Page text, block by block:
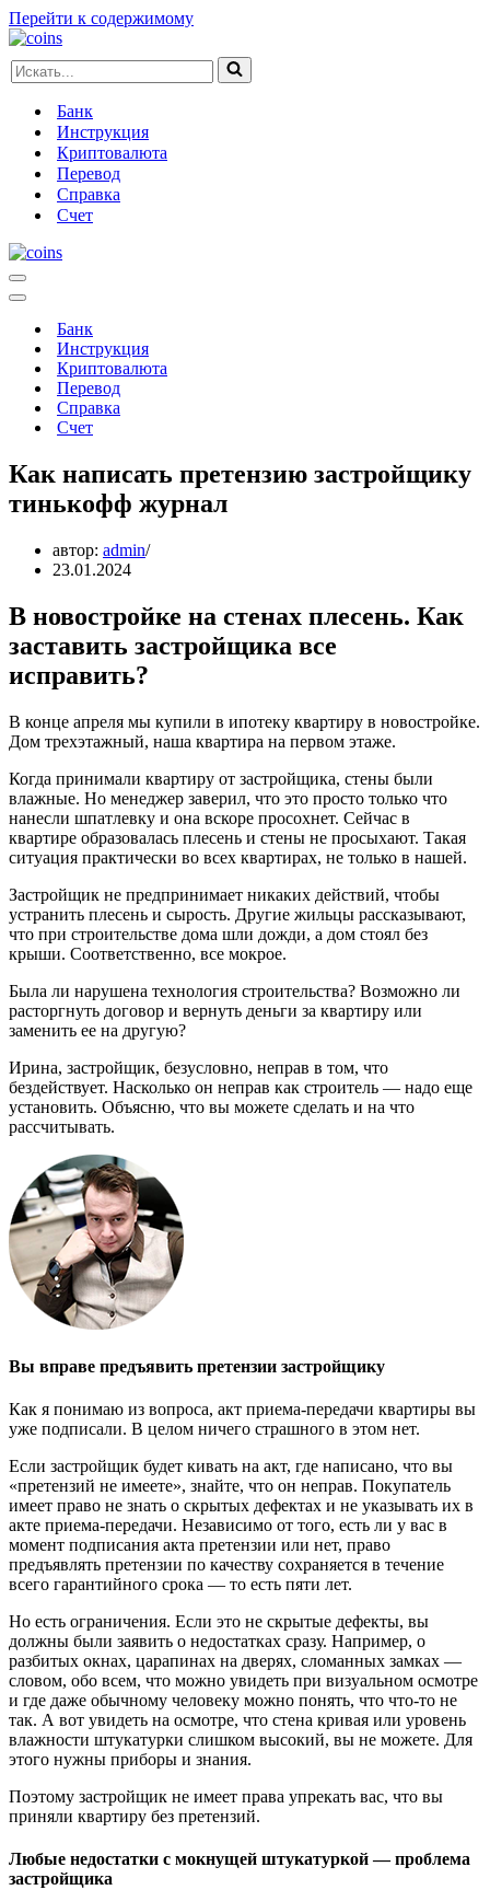
Перейти к содержимому
Искать...
Банк
Инструкция
Криптовалюта
Перевод
Справка
Счет
Меню
навигации
Меню
навигацииБанк
Инструкция
Криптовалюта
Перевод
Справка
Счет
Как написать претензию застройщику
тинькофф журнал
автор: admin
23.01.2024
В новостройке на стенах плесень. Как
заставить застройщика все
исправить?
В конце апреля мы купили в ипотеку квартиру в новостройке.
Дом трехэтажный, наша квартира на первом этаже.
Когда принимали квартиру от застройщика, стены были
влажные. Но менеджер заверил, что это просто только что
нанесли шпатлевку и она вскоре просохнет. Сейчас в
квартире образовалась плесень и стены не просыхают. Такая
ситуация практически во всех квартирах, не только в нашей.
Застройщик не предпринимает никаких действий, чтобы
устранить плесень и сырость. Другие жильцы рассказывают,
что при строительстве дома шли дожди, а дом стоял без
крыши. Соответственно, все мокрое.
Была ли нарушена технология строительства? Возможно ли
расторгнуть договор и вернуть деньги за квартиру или
заменить ее на другую?
Ирина, застройщик, безусловно, неправ в том, что
бездействует. Насколько он неправ как строитель — надо еще
установить. Объясню, что вы можете сделать и на что
рассчитывать.
Вы вправе предъявить претензии застройщику
Как я понимаю из вопроса, акт приема-передачи квартиры вы
уже подписали. В целом ничего страшного в этом нет.
Если застройщик будет кивать на акт, где написано, что вы
«претензий не имеете», знайте, что он неправ. Покупатель
имеет право не знать о скрытых дефектах и не указывать их в
акте приема-передачи. Независимо от того, есть ли у вас в
момент подписания акта претензии или нет, право
предъявлять претензии по качеству сохраняется в течение
всего гарантийного срока — то есть пяти лет.
Но есть ограничения. Если это не скрытые дефекты, вы
должны были заявить о недостатках сразу. Например, о
разбитых окнах, царапинах на дверях, сломанных замках —
словом, обо всем, что можно увидеть при визуальном осмотре
и где даже обычному человеку можно понять, что что-то не
так. А вот увидеть на осмотре, что стена кривая или уровень
влажности штукатурки слишком высокий, вы не можете. Для
этого нужны приборы и знания.
Поэтому застройщик не имеет права упрекать вас, что вы
приняли квартиру без претензий.
Любые недостатки с мокнущей штукатуркой — проблема
застройщика